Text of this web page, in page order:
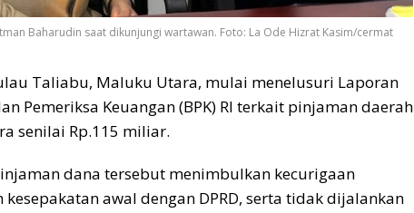
Baharudin saat dikunjungi wartawan. Foto: La Ode Hizrat Kasim/cermat
Taliabu, Maluku Utara, mulai menelusuri Laporan
Pemeriksa Keuangan (BPK) RI terkait pinjaman daerah
senilai Rp.115 miliar.
dana tersebut menimbulkan kecurigaan
awal dengan DPRD, serta tidak dijalankan